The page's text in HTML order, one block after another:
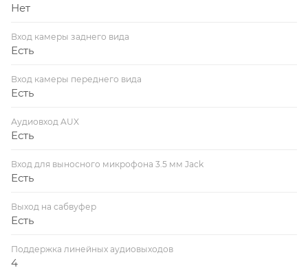
Нет
Вход камеры заднего вида
Есть
Вход камеры переднего вида
Есть
Аудиовход AUX
Есть
Вход для выносного микрофона 3.5 мм Jack
Есть
Выход на сабвуфер
Есть
Поддержка линейных аудиовыходов
4